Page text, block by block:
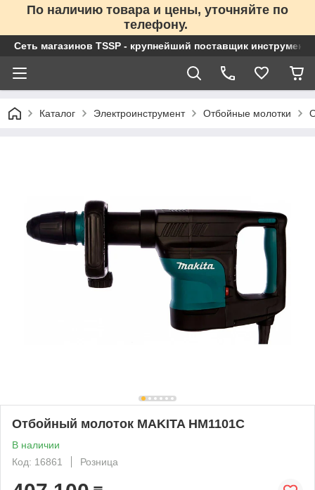
По наличию товара и цены, уточняйте по
телефону.
Сеть магазинов TSSP - крупнейший поставщик
Каталог Электроинструмент Отбойные молотки
Отбойный молоток MAKITA HM1101C
В наличии
Код: 16861
Розница